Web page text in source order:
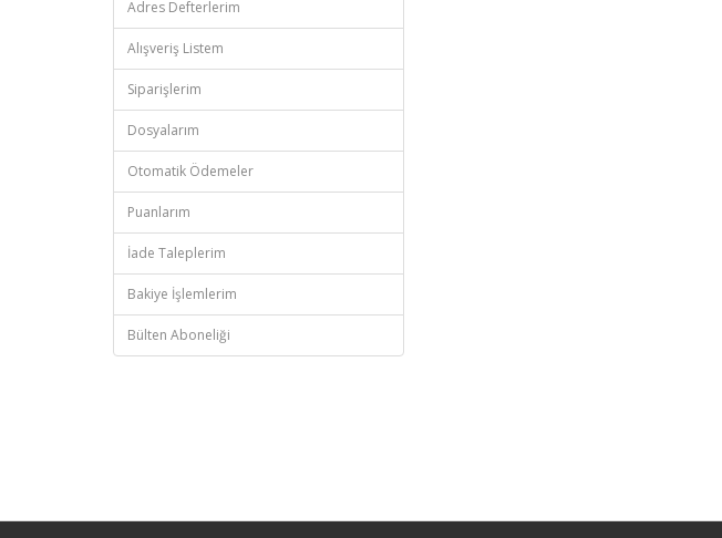
Adres Defterlerim
Alışveriş Listem
Siparişlerim
Dosyalarım
Otomatik Ödemeler
Puanlarım
İade Taleplerim
Bakiye İşlemlerim
Bülten Aboneliği